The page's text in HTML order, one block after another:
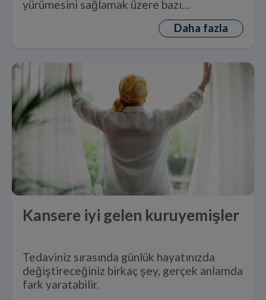
yürümesini sağlamak üzere bazı
değişikliklerin yapılması gereklidir.
Daha fazla
Kansere iyi gelen kuruyemişler
Tedaviniz sırasında günlük hayatınızda
değiştireceğiniz birkaç şey, gerçek anlamda
fark yaratabilir.